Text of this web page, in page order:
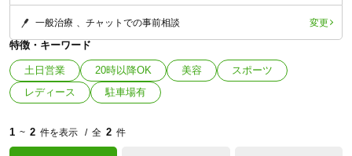
一般治療 チャットでの事前相談 変更
特徴・キーワード
土日営業 20時以降OK 美容
スポーツ
レディース
駐車場有
1 ~ 2 件を表示 全 2 件
「健康にはりを見た」